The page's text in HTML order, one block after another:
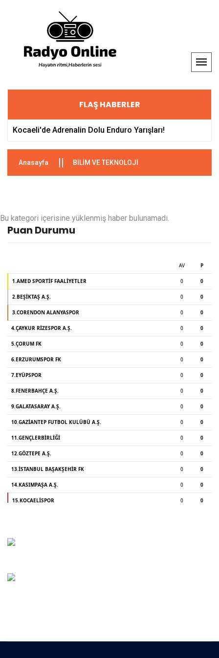
FLAŞ HABERLER
Kocaeli'de Adrenalin Dolu Enduro Yarışları!
Anasayfa BİLİM VE TEKNOLOJİ
Bu kategori içerisine yüklenmiş haber bulunamadı.
Puan Durumu